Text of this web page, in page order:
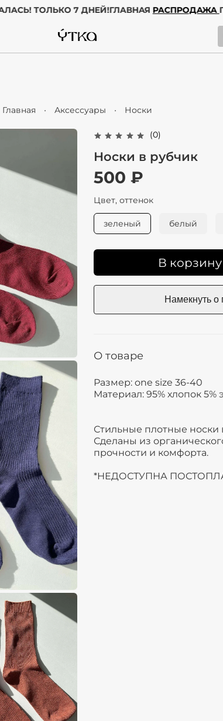
ТОЛЬКО 7 ДНЕЙ!ГЛАВНАЯ
Главная Аксессуары Носки
(0)
Носки в рубчик
500 ₽
В корзину
Цвет, оттенок
зеленый белый
О товаре
Размер: one size 36-40
Материал: 95% хлопок 5%
Стильные плотные носки
Сделаны из
прочности и комфорта.
*НЕДОСТУПНА